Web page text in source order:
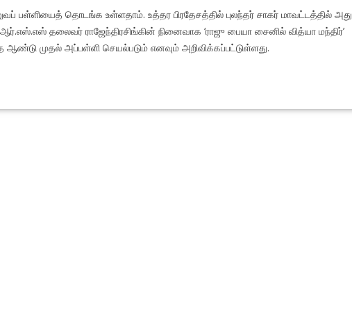
பள்ளியைத் தொடங்க உள்ளதாம். உத்தர பிரதேசத்தில் புலந்தர் சாகர் மாவட்டத்தில் அது
தலைவர் ராஜேந்திரசிங்கின் நினைவாக ‘ராஜு பையா சைனில் வித்யா மந்திர்’
ஆண்டு முதல் அப்பள்ளி செயல்படும் எனவும் அறிவிக்கப்பட்டுள்ளது.